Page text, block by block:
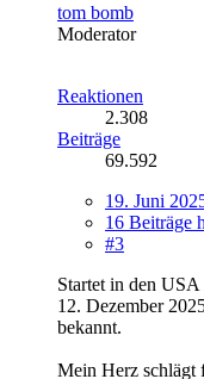
tom bomb
Moderator
Reaktionen
2.308
Beiträge
69.592
19. Juni
16 Beiträge
#3
Startet in den
12. Dezember
bekannt.
Mein Herz schlägt